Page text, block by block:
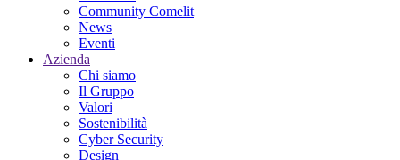
Community Comelit
News
Eventi
Azienda
Chi siamo
Il Gruppo
Valori
Sostenibilità
Cyber Security
Design